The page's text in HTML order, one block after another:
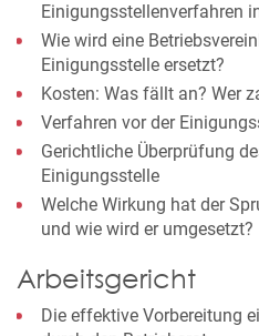
Einigungsstellenverfahren
Wie wird eine
Einigungsstelle ersetzt?
Kosten: Was fällt an? Wer
Verfahren vor der
Gerichtliche Überprüfung
Einigungsstelle
Welche Wirkung hat der
und wie wird er umgesetzt?
Arbeitsgericht
Die effektive Vorbereitung